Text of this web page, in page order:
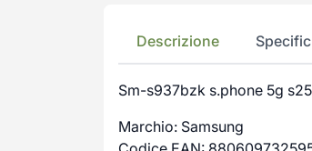
Descrizione
Sm-s937bzk s.phone 5g
Marchio: Samsung